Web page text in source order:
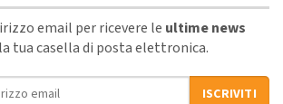
email per ricevere le ultime news
tua casella di posta elettronica.
ISCRIVITI